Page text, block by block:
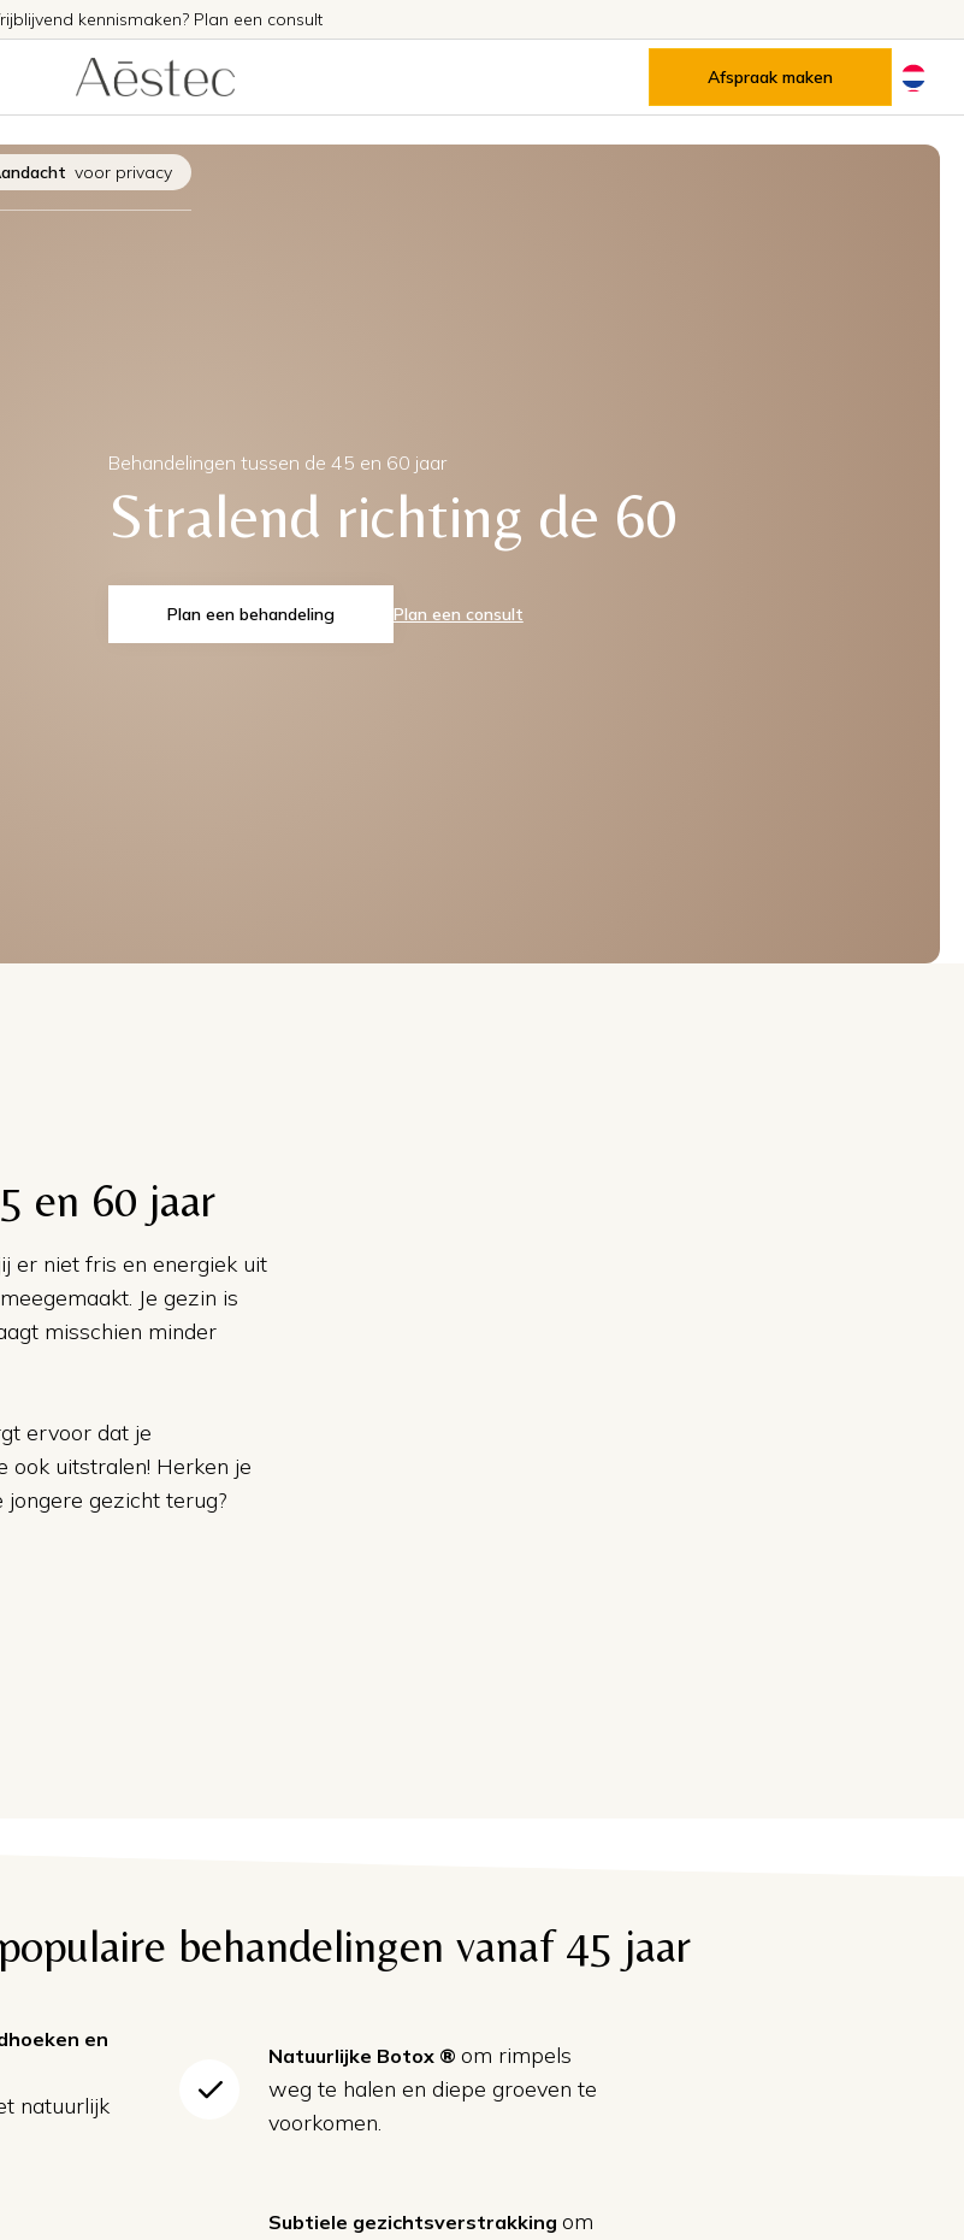
kennismaken? Plan een consult
Afspraak maken
voor privacy
Behandelingen tussen de 45 en 60 jaar
Stralend richting de 60
Plan een behandeling Plan een consult
en 60 jaar
er niet fris en energiek uit
Je gezin is
misschien minder
ervoor dat je
ook uitstralen! Herken je
gezicht terug?
behandelingen vanaf 45 jaar
en
natuurlijk
Natuurlijke Botox ® om rimpels
weg te halen en diepe groeven te
voorkomen.
Subtiele gezichtsverstrakking om